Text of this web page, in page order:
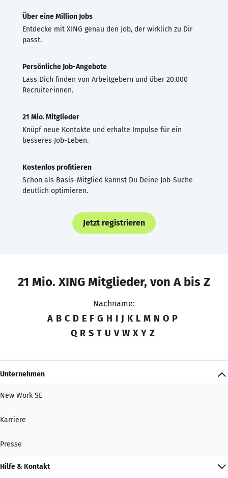
Über eine Million Jobs
Entdecke mit XING genau den Job, der wirklich zu Dir
passt.
Persönliche Job-Angebote
Lass Dich finden von Arbeitgebern und über 20.000
Recruiter·innen.
21 Mio. Mitglieder
Knüpf neue Kontakte und erhalte Impulse für ein
besseres Job-Leben.
Kostenlos profitieren
Schon als Basis-Mitglied kannst Du Deine Job-Suche
deutlich optimieren.
Jetzt registrieren
21 Mio. XING Mitglieder, von A bis Z
Nachname:
A B C D E F G H I J K L M N O P
Q R S T U V W X Y Z
Unternehmen
New Work SE
Karriere
Presse
Hilfe & Kontakt